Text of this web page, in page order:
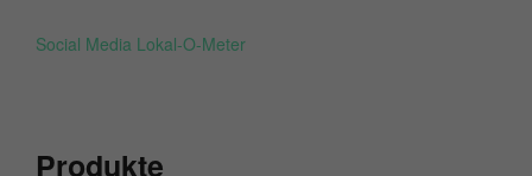
Social Media Lokal-O-Meter
Produkte